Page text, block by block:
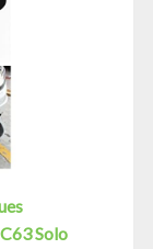
Solo